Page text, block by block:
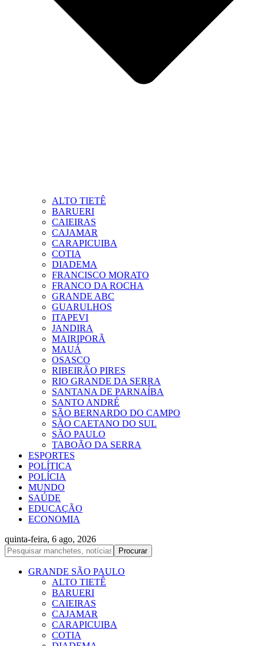
ALTO TIETÊ
BARUERI
CAIEIRAS
CAJAMAR
CARAPICUIBA
COTIA
DIADEMA
FRANCISCO MORATO
FRANCO DA ROCHA
GRANDE ABC
GUARULHOS
ITAPEVI
JANDIRA
MAIRIPORÃ
MAUÁ
OSASCO
RIBEIRÃO PIRES
RIO GRANDE DA SERRA
SANTANA DE PARNAÍBA
SANTO ANDRÉ
SÃO BERNARDO DO CAMPO
SÃO CAETANO DO SUL
SÃO PAULO
TABOÃO DA SERRA
ESPORTES
POLÍTICA
POLÍCIA
MUNDO
SAÚDE
EDUCAÇÃO
ECONOMIA
quinta-feira, 6 ago, 2026
GRANDE SÃO PAULO
ALTO TIETÊ
BARUERI
CAIEIRAS
CAJAMAR
CARAPICUIBA
COTIA